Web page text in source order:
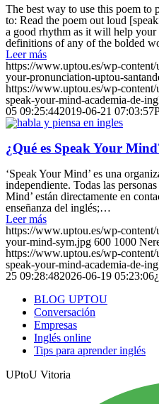
The best way to use this poem to
to: Read the poem out loud
a good rhythm as it will help
definitions of any of the bolded
Leer más
https://www.uptou.es/wp-
your-pronunciation-uptou-
https://www.uptou.es/wp-
speak-your-mind-academia-de-
05 09:25:442019-06-21 07:03:57
¿Qué es Speak Your
‘Speak Your Mind’ es una
independiente. Todas las
Mind’ están directamente en
enseñanza del inglés;…
Leer más
https://www.uptou.es/wp-content/
your-mind-sym.jpg 600 1000
https://www.uptou.es/wp-
speak-your-mind-academia-de-
25 09:28:482026-06-19 05:23:06
BLOG UPTOU
Conversación
Empresas
Inglés online
Tips para aprender inglés
UPtoU Vitoria